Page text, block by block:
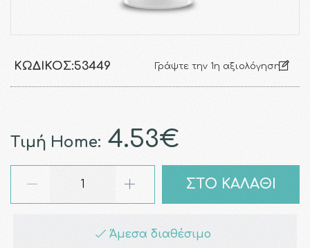
ΚΩΔΙΚΌΣ:53449 Γράψτε την 1η αξιολόγηση
Τιμή Home: 4.53€
ΣΤΟ ΚΑΛΑΘΙ
Άμεσα διαθέσιμο